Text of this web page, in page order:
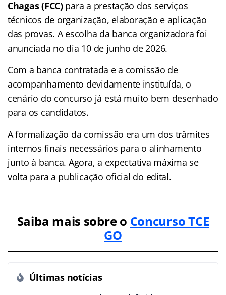
Chagas (FCC)para a prestação dos serviços
técnicos de organização, elaboração e aplicação
das provas. A escolha da banca organizadora foi
anunciada no dia 10 de junho de 2026.
Com a banca contratada e a comissão de
acompanhamento devidamente instituída, o
cenário do concurso já está muito bem desenhado
para os candidatos.
A formalização da comissão era um dos trâmites
internos finais necessários para o alinhamento
junto à banca. Agora, a expectativa máxima se
volta para a publicação oficial do edital.
Saiba mais sobre o Concurso TCE
GO
Últimas notícias